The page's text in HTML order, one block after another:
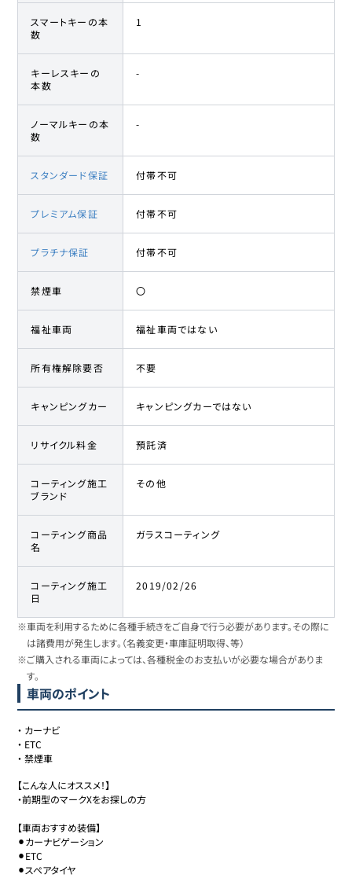
スマートキーの本
数
1
キーレスキーの
本数
-
ノーマルキーの本
数
-
スタンダード保証 付帯不可
プレミアム保証 付帯不可
プラチナ保証 付帯不可
禁煙車 〇
福祉車両 福祉車両ではない
所有権解除要否 不要
キャンピングカー キャンピングカーではない
リサイクル料金 預託済
コーティング施工
ブランド
その他
コーティング商品
名
ガラスコーティング
コーティング施工
日
2019/02/26
※車両を利用するために各種手続きをご自身で行う必要があります。その際に
は諸費用が発生します。（名義変更・車庫証明取得、等）
※ご購入される車両によっては、各種税金のお支払いが必要な場合がありま
す。
車両のポイント
・ カーナビ
・ ETC
・禁煙車
【こんな人にオススメ！】
・前期型のマークXをお探しの方
【車両おすすめ装備】
⚫︎カーナビゲーション
⚫︎ETC
⚫︎スペアタイヤ